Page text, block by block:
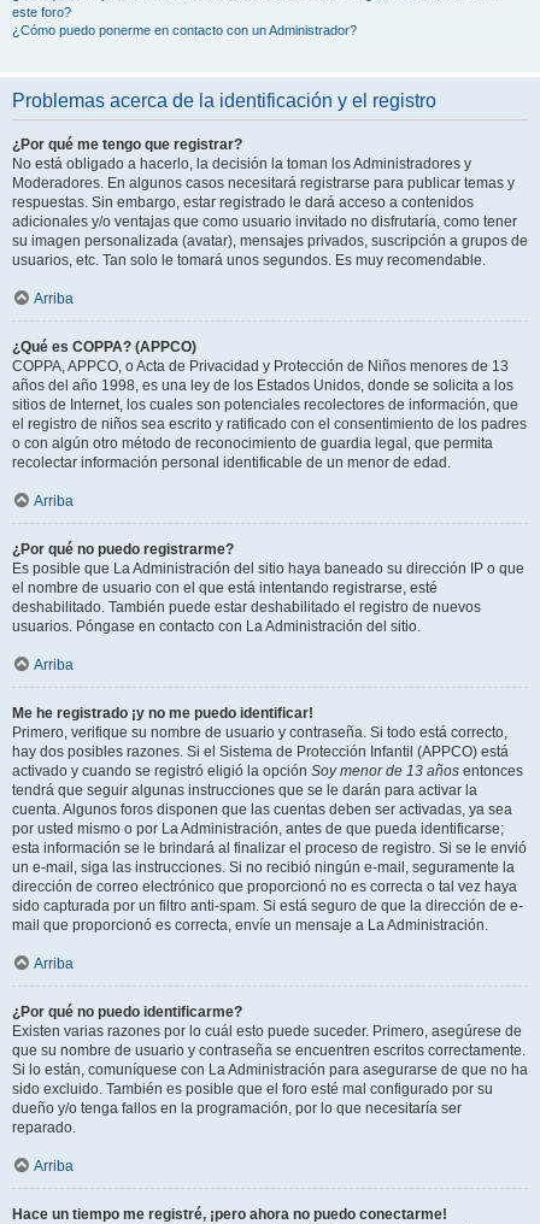
este foro?
¿Cómo puedo ponerme en contacto con un Administrador?
Problemas acerca de la identificación y el registro
¿Por qué me tengo que registrar?
No está obligado a hacerlo, la decisión la toman los Administradores y
Moderadores. En algunos casos necesitará registrarse para publicar temas y
respuestas. Sin embargo, estar registrado le dará acceso a contenidos
adicionales y/o ventajas que como usuario invitado no disfrutaría, como tener
su imagen personalizada (avatar), mensajes privados, suscripción a grupos de
usuarios, etc. Tan solo le tomará unos segundos. Es muy recomendable.
Arriba
¿Qué es COPPA? (APPCO)
COPPA, APPCO, o Acta de Privacidad y Protección de Niños menores de 13
años del año 1998, es una ley de los Estados Unidos, donde se solicita a los
sitios de Internet, los cuales son potenciales recolectores de información, que
el registro de niños sea escrito y ratificado con el consentimiento de los padres
o con algún otro método de reconocimiento de guardia legal, que permita
recolectar información personal identificable de un menor de edad.
Arriba
¿Por qué no puedo registrarme?
Es posible que La Administración del sitio haya baneado su dirección IP o que
el nombre de usuario con el que está intentando registrarse, esté
deshabilitado. También puede estar deshabilitado el registro de nuevos
usuarios. Póngase en contacto con La Administración del sitio.
Arriba
Me he registrado ¡y no me puedo identificar!
Primero, verifique su nombre de usuario y contraseña. Si todo está correcto,
hay dos posibles razones. Si el Sistema de Protección Infantil (APPCO) está
activado y cuando se registró eligió la opción Soy menor de 13 años entonces
tendrá que seguir algunas instrucciones que se le darán para activar la
cuenta. Algunos foros disponen que las cuentas deben ser activadas, ya sea
por usted mismo o por La Administración, antes de que pueda identificarse;
esta información se le brindará al finalizar el proceso de registro. Si se le envió
un e-mail, siga las instrucciones. Si no recibió ningún e-mail, seguramente la
dirección de correo electrónico que proporcionó no es correcta o tal vez haya
sido capturada por un filtro anti-spam. Si está seguro de que la dirección de e-
mail que proporcionó es correcta, envíe un mensaje a La Administración.
Arriba
¿Por qué no puedo identificarme?
Existen varias razones por lo cuál esto puede suceder. Primero, asegúrese de
que su nombre de usuario y contraseña se encuentren escritos correctamente.
Si lo están, comuníquese con La Administración para asegurarse de que no ha
sido excluido. También es posible que el foro esté mal configurado por su
dueño y/o tenga fallos en la programación, por lo que necesitaría ser
reparado.
Arriba
Hace un tiempo me registré, ¡pero ahora no puedo conectarme!